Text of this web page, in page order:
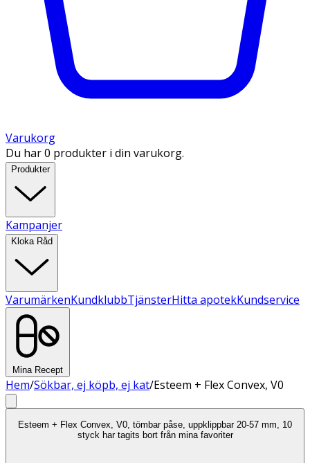
Varukorg
Du har 0 produkter i din varukorg.
Produkter
Kampanjer
Kloka Råd
VarumärkenKundklubbTjänsterHitta apotekKundservice
Mina Recept
Hem/Sökbar, ej köpb, ej kat/Esteem + Flex Convex, V0
Esteem + Flex Convex, V0, tömbar påse, uppklippbar 20-57 mm, 10
styck har tagits bort från mina favoriter